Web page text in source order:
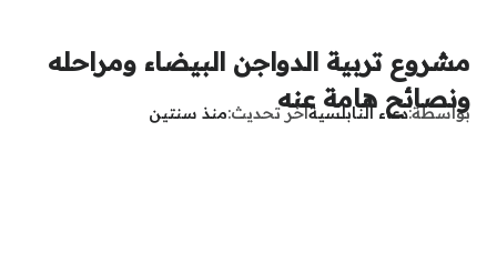
مشروع تربية الدواجن البيضاء ومراحله
ونصائح هامة عنه
بواسطةدعاء النابلسيةآخر تحديث منذ سنتين